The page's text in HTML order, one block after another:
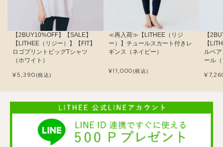
【2BUY10%OFF】【SALE】
【LITHEE（リジー）】【FIT】
ロゴプリントビッグTシャツ
（ホワイト）
¥5,390(税込)
≪再入荷≫【LITHEE（リジ
ー）】チュールスカート付きレ
ギンス（ネイビー）
¥11,000(税込)
【
【
ルベ
ール
¥